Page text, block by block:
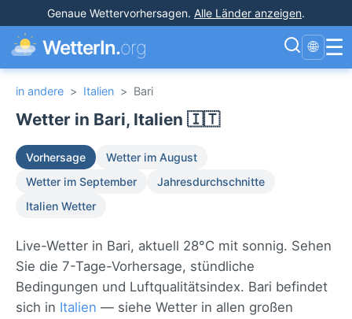
Genaue Wettervorhersagen. Alle Länder anzeigen.
WetterIn.org 🌐 ☰
in andere > Italien > Bari
Wetter in Bari, Italien 🇮🇹
Vorhersage
Wetter im August
Wetter im September
Jahresdurchschnitte
Italien Wetter
Live-Wetter in Bari, aktuell 28°C mit sonnig. Sehen
Sie die 7-Tage-Vorhersage, stündliche
Bedingungen und Luftqualitätsindex. Bari befindet
sich in Italien — siehe Wetter in allen großen